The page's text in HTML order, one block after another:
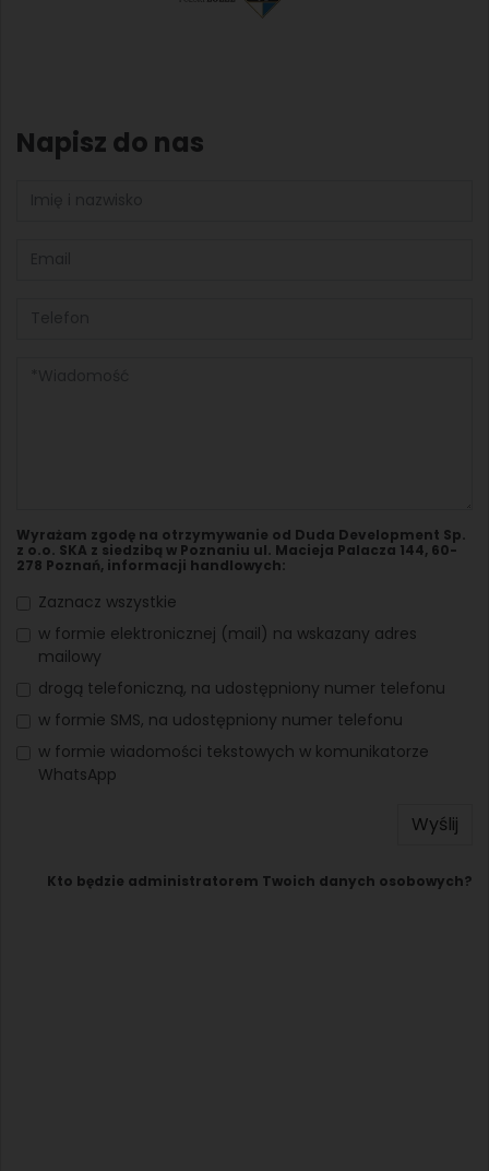
Napisz do nas
Wyrażam zgodę na otrzymywanie od Duda Development Sp.
z o.o. SKA z siedzibą w Poznaniu ul. Macieja Palacza 144, 60-
278 Poznań, informacji handlowych:
Zaznacz wszystkie
w formie elektronicznej (mail) na wskazany adres
mailowy
drogą telefoniczną, na udostępniony numer telefonu
w formie SMS, na udostępniony numer telefonu
w formie wiadomości tekstowych w komunikatorze
WhatsApp
Wyślij
Kto będzie administratorem Twoich danych osobowych?